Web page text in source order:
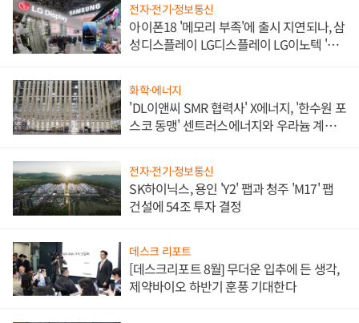
전자·전기·정보통신
아이폰18 '메모리 부족'에 출시 지연되나, 삼
성디스플레이 LG디스플레이 LG이노텍 '탈
화학·에너지
'DL이앤씨 SMR 협력사' X에너지, '한수원 포
스코 동맹' 센트러스에너지와 우라늄 계약
전자·전기·정보통신
SK하이닉스, 용인 'Y2' 팹과 청주 'M17' 팹
건설에 54조 투자 결정
데스크 리포트
[데스크리포트 8월] 무더운 입추에 든 생각,
제약바이오 하반기 훈풍 기대한다